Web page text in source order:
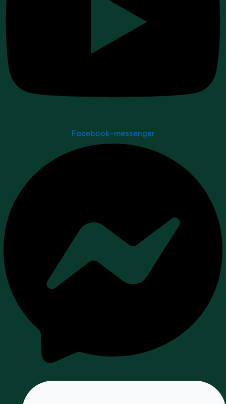
Facebook-messenger